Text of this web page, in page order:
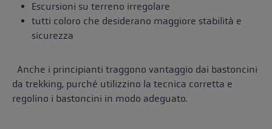
Escursioni su terreno irregolare
tutti coloro che desiderano maggiore stabilità e
sicurezza
Anche i principianti traggono vantaggio dai bastoncini
da trekking, purché utilizzino la tecnica corretta e
regolino i bastoncini in modo adeguato.